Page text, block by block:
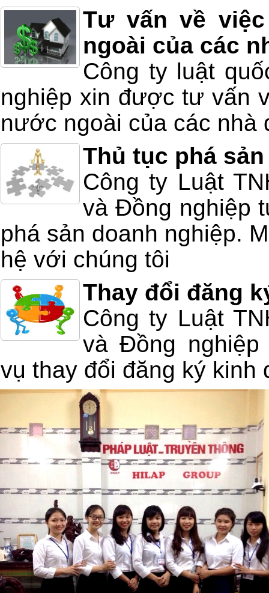
Tư vấn về
ngoài của các
Công ty luật
nghiệp xin được tư vấn
nước ngoài của các nhà
Thủ tục phá
Công ty Luật
và Đồng nghiệp
phá sản doanh nghiệp.
hệ với chúng tôi
Thay đổi đăng
Công ty Luật
và Đồng nghiệp
vụ thay đổi đăng ký kinh